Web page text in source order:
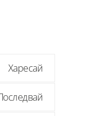
Харесай